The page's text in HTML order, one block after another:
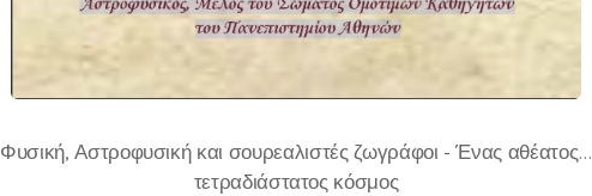
Φυσική, Αστροφυσική και σουρεαλιστές ζωγράφοι - Ένας αθέατος…
τετραδιάστατος κόσμος